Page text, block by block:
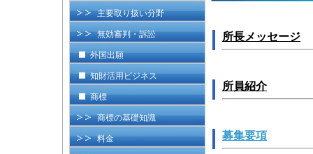
所長メッセージ
所員紹介
募集要項
主要取り扱い分野
無効審判・訴訟
外国出願
知財活用ビジネス
商標
商標の基礎知識
料金